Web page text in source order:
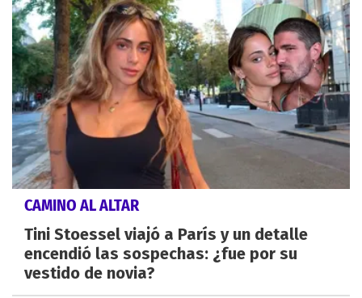
CAMINO AL ALTAR
Tini Stoessel viajó a París y un detalle
encendió las sospechas: ¿fue por su
vestido de novia?